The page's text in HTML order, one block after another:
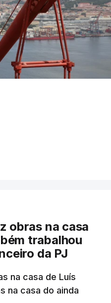
obras na casa
trabalhou
da PJ
na casa de Luís
na casa do ainda